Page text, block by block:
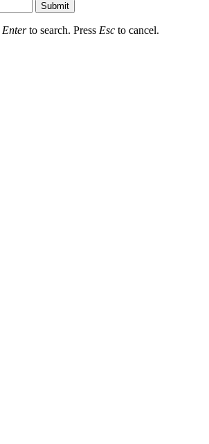
Submit
Enterto search. Press Esc to cancel.